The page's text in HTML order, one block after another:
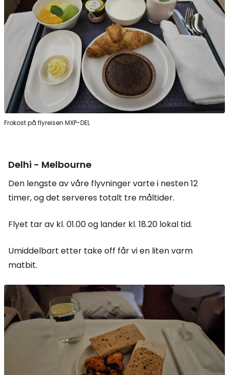
Frokost på flyreisen MXP-DEL
Delhi - Melbourne
Den lengste av våre flyvninger varte i nesten 12
timer, og det serveres totalt tre måltider.
Flyet tar av kl. 01.00 og lander kl. 18.20 lokal tid.
Umiddelbart etter take off får vi en liten varm
matbit.